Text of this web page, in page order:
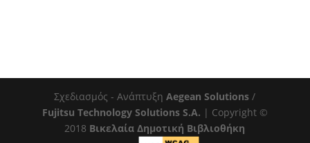
Σχεδιασμός - ΑνάπτυξηAegean Solutions /
Fujitsu Technology Solutions S.A. | Copyright ©
2018 Βικελαία Δημοτική Βιβλιοθήκη